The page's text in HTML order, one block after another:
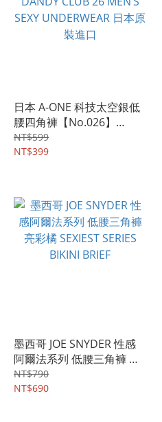
日本 A-ONE 科技太空銀低
腰四角褲【No.026】
DANDY CLUB 26 MEN’S
SEXY UNDERWEAR 日本原
NT$599
NT$399
墨西哥 JOE SNYDER 性感
阿爾法系列 低腰三角褲 亮
彩橘 SEXIEST SERIES
BIKINI BRIEF
NT$790
NT$690